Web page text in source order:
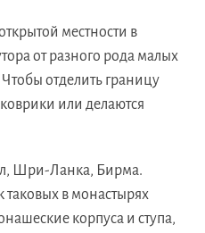
местности в
от разного рода малых
отделить границу
или делаются
Шри-Ланка, Бирма.
в монастырях
корпуса и ступа,